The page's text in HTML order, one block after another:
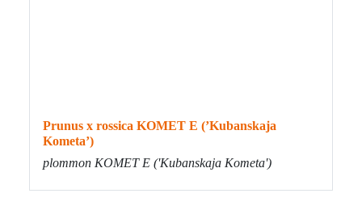
Prunus x rossica KOMET E (’Kubanskaja
Kometa’)
plommon KOMET E ('Kubanskaja Kometa')